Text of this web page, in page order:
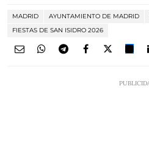
MADRID AYUNTAMIENTO DE MADRID
FIESTAS DE SAN ISIDRO 2026